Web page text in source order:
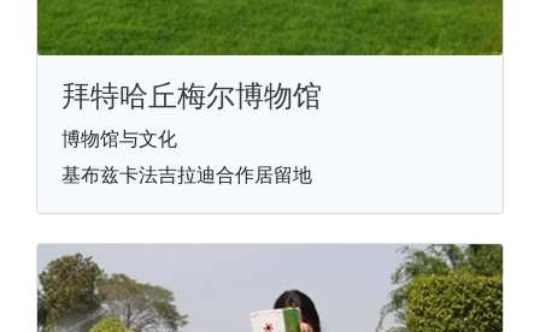
拜特哈丘梅尔博物馆
博物馆与文化
基布兹卡法吉拉迪合作居留地